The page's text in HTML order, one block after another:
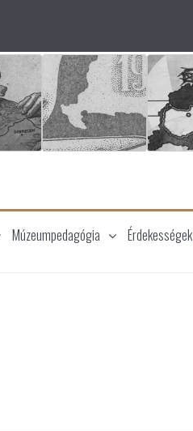
Múzeumpedagógia Érdekességek